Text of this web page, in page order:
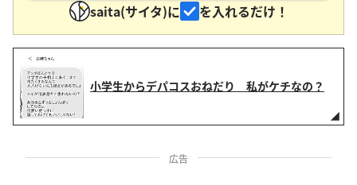
saita(サイタ)に
を入れるだけ！
小学生からデパコスおねだり 私がケチなの？
広告